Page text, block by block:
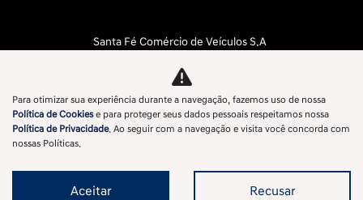
Santa Fé Comércio de Veículos S.A
CNPJ: 11.596.056/0002-58
No trânsito, enxergar o outro salva vidas.
Para otimizar sua experiência durante a navegação, fazemos uso de nossa
Política de Cookiese para proteger seus dados pessoais respeitamos nossa
Política de Privacidade. Ao seguir com a navegação e visita você concorda com
nossas Políticas.
Aceitar Recusar